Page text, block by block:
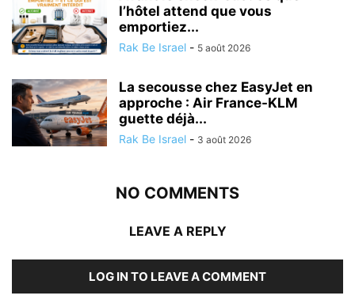
l’hôtel attend que vous
emportiez...
Rak Be Israel - 5 août 2026
La secousse chez EasyJet en
approche : Air France-KLM
guette déjà...
Rak Be Israel - 3 août 2026
NO COMMENTS
LEAVE A REPLY
LOG IN TO LEAVE A COMMENT